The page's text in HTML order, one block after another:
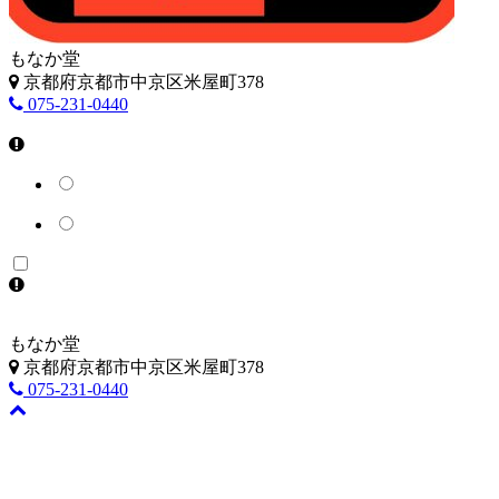
もなか堂
京都府京都市中京区米屋町378
075-231-0440
もなか堂
京都府京都市中京区米屋町378
075-231-0440